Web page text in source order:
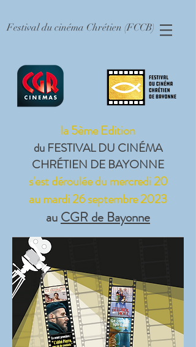
Festival du cinéma Chrétien (FCCB)
la 5ème Edition
du FESTIVAL DU CINÉMA
CHRÉTIEN DE BAYONNE
s'est déroulée du mercredi 20
au mardi 26 septembre 2023
au CGR de Bayonne